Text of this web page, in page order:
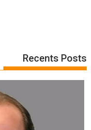
Recents Posts